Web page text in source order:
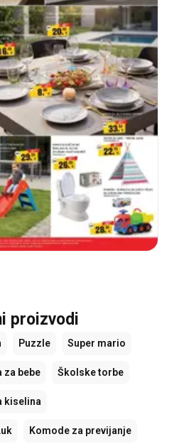
proizvodi
Puzzle Super mario
za bebe Školske torbe
kiselina
Komode za previjanje